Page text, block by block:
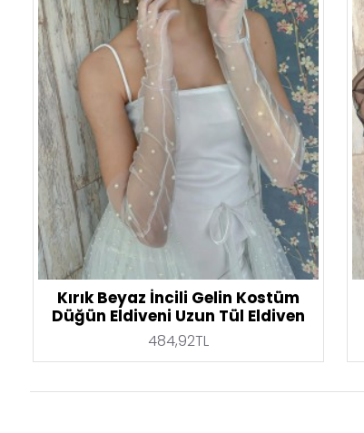
Kırık Beyaz İncili Gelin Kostüm
Düğün Eldiveni Uzun Tül Eldiven
484,92TL